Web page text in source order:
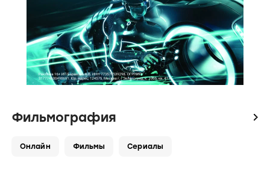
Фильмография icon
Онлайн Фильмы Сериалы